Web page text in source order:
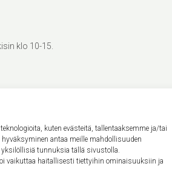
kuten evästeitä, tallentaaksemme ja/tai
antaa meille mahdollisuuden
tunnuksia tällä sivustolla.
vaikuttaa haitallisesti tiettyihin ominaisuuksiin ja
klo 10-15.